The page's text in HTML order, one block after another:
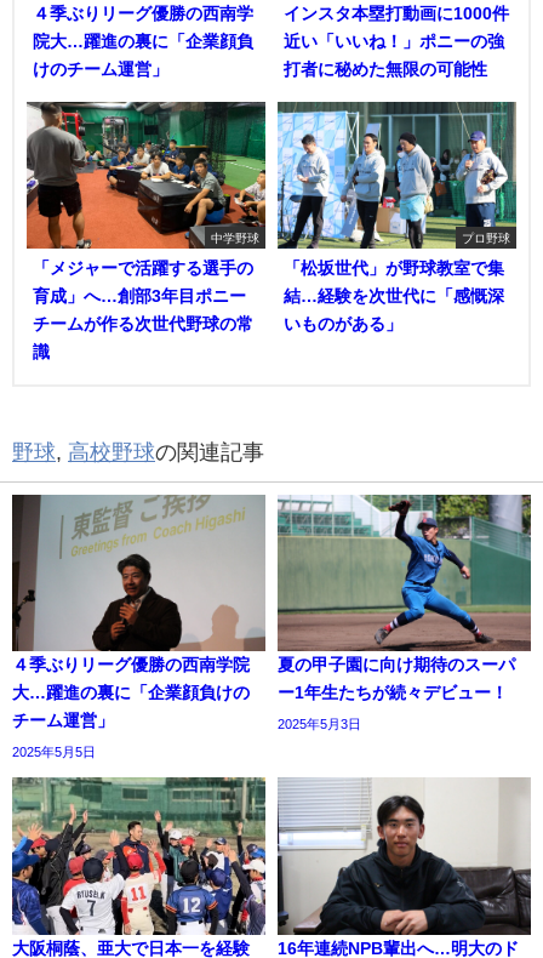
４季ぶりリーグ優勝の西南学
院大…躍進の裏に「企業顔負
けのチーム運営」
インスタ本塁打動画に1000件
近い「いいね！」ポニーの強
打者に秘めた無限の可能性
中学野球
「メジャーで活躍する選手の
育成」へ…創部3年目ポニー
チームが作る次世代野球の常
識
プロ野球
「松坂世代」が野球教室で集
結…経験を次世代に「感慨深
いものがある」
野球, 高校野球の関連記事
４季ぶりリーグ優勝の西南学院
大…躍進の裏に「企業顔負けの
チーム運営」
2025年5月5日
夏の甲子園に向け期待のスーパ
ー1年生たちが続々デビュー！
2025年5月3日
大阪桐蔭、亜大で日本一を経験
16年連続NPB輩出へ…明大のド